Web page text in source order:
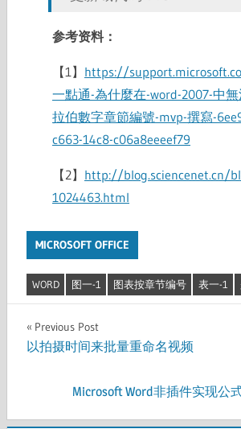
参考资料：
【1】 https://
一點通-為什麼在-word-2007-中
拉伯數字章節編號-mvp-撰寫-
c663-14c8-c06a8eeeef79
【2】 http://blog.sciencenet.cn/
1024463.html
MICROSOFT OFFICE
WORD 图一-1 图表按章节编号 表一-1
文
章
Previous Post
以拍摄时间来批量重命名视频
Microsoft Word非插件实现公